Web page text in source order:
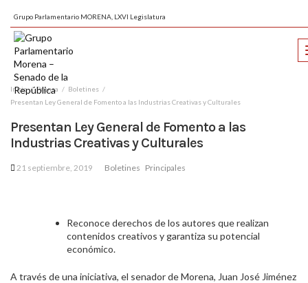
Grupo Parlamentario MORENA, LXVI Legislatura
Inicio Prensa
Boletines
Presentan Ley General de Fomento a las Industrias Creativas y Culturales
Presentan Ley General de Fomento a las
Industrias Creativas y Culturales
21 septiembre, 2019 Boletines Principales
Reconoce derechos de los autores que realizan
contenidos creativos y garantiza su potencial
económico.
A través de una iniciativa, el senador de Morena, Juan José Jiménez